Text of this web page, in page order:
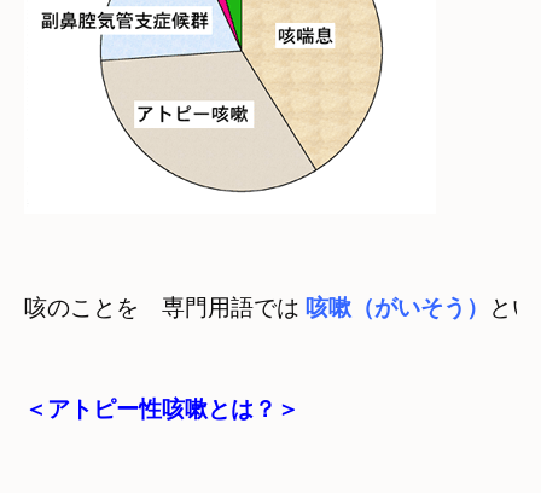
咳のことを　専門用語では 咳嗽（がいそう） と
＜アトピー性咳嗽とは？＞